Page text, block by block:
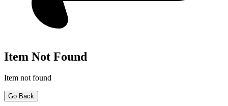
Item Not Found
Item not found
Go Back